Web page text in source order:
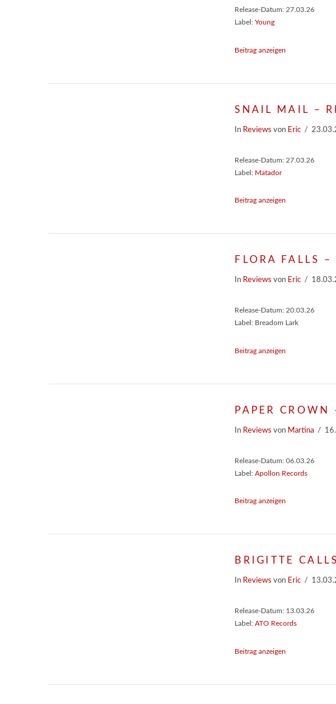
Release-Datum: 27.03.26
Label:Young
Beitrag anzeigen
SNAIL MAIL –
In Reviews von Eric
Release-Datum: 27.03.26
Label: Matador
Beitrag anzeigen
FLORA FALLS –
In Reviews von Eric
Release-Datum: 20.03.26
Label: Breadom Lark
Beitrag anzeigen
PAPER CROWN
In Reviews von Martina
Release-Datum: 06.03.26
Label:Apollon Records
Beitrag anzeigen
BRIGITTE
In Reviews von Eric
Release-Datum: 13.03.26
Label:ATO Records
Beitrag anzeigen